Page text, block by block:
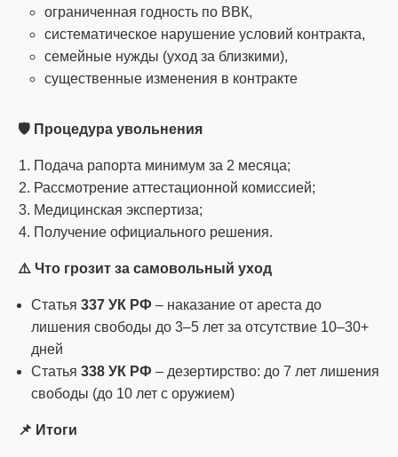
ограниченная годность по ВВК,
систематическое нарушение условий контракта,
семейные нужды (уход за близкими),
существенные изменения в контракте
🛡️ Процедура увольнения
Подача рапорта минимум за 2 месяца;
Рассмотрение аттестационной комиссией;
Медицинская экспертиза;
Получение официального решения.
⚠️ Что грозит за самовольный уход
Статья 337 УК РФ – наказание от ареста до
лишения свободы до 3–5 лет за отсутствие 10–30+
дней
Статья 338 УК РФ – дезертирство: до 7 лет лишения
свободы (до 10 лет с оружием)
📌 Итоги